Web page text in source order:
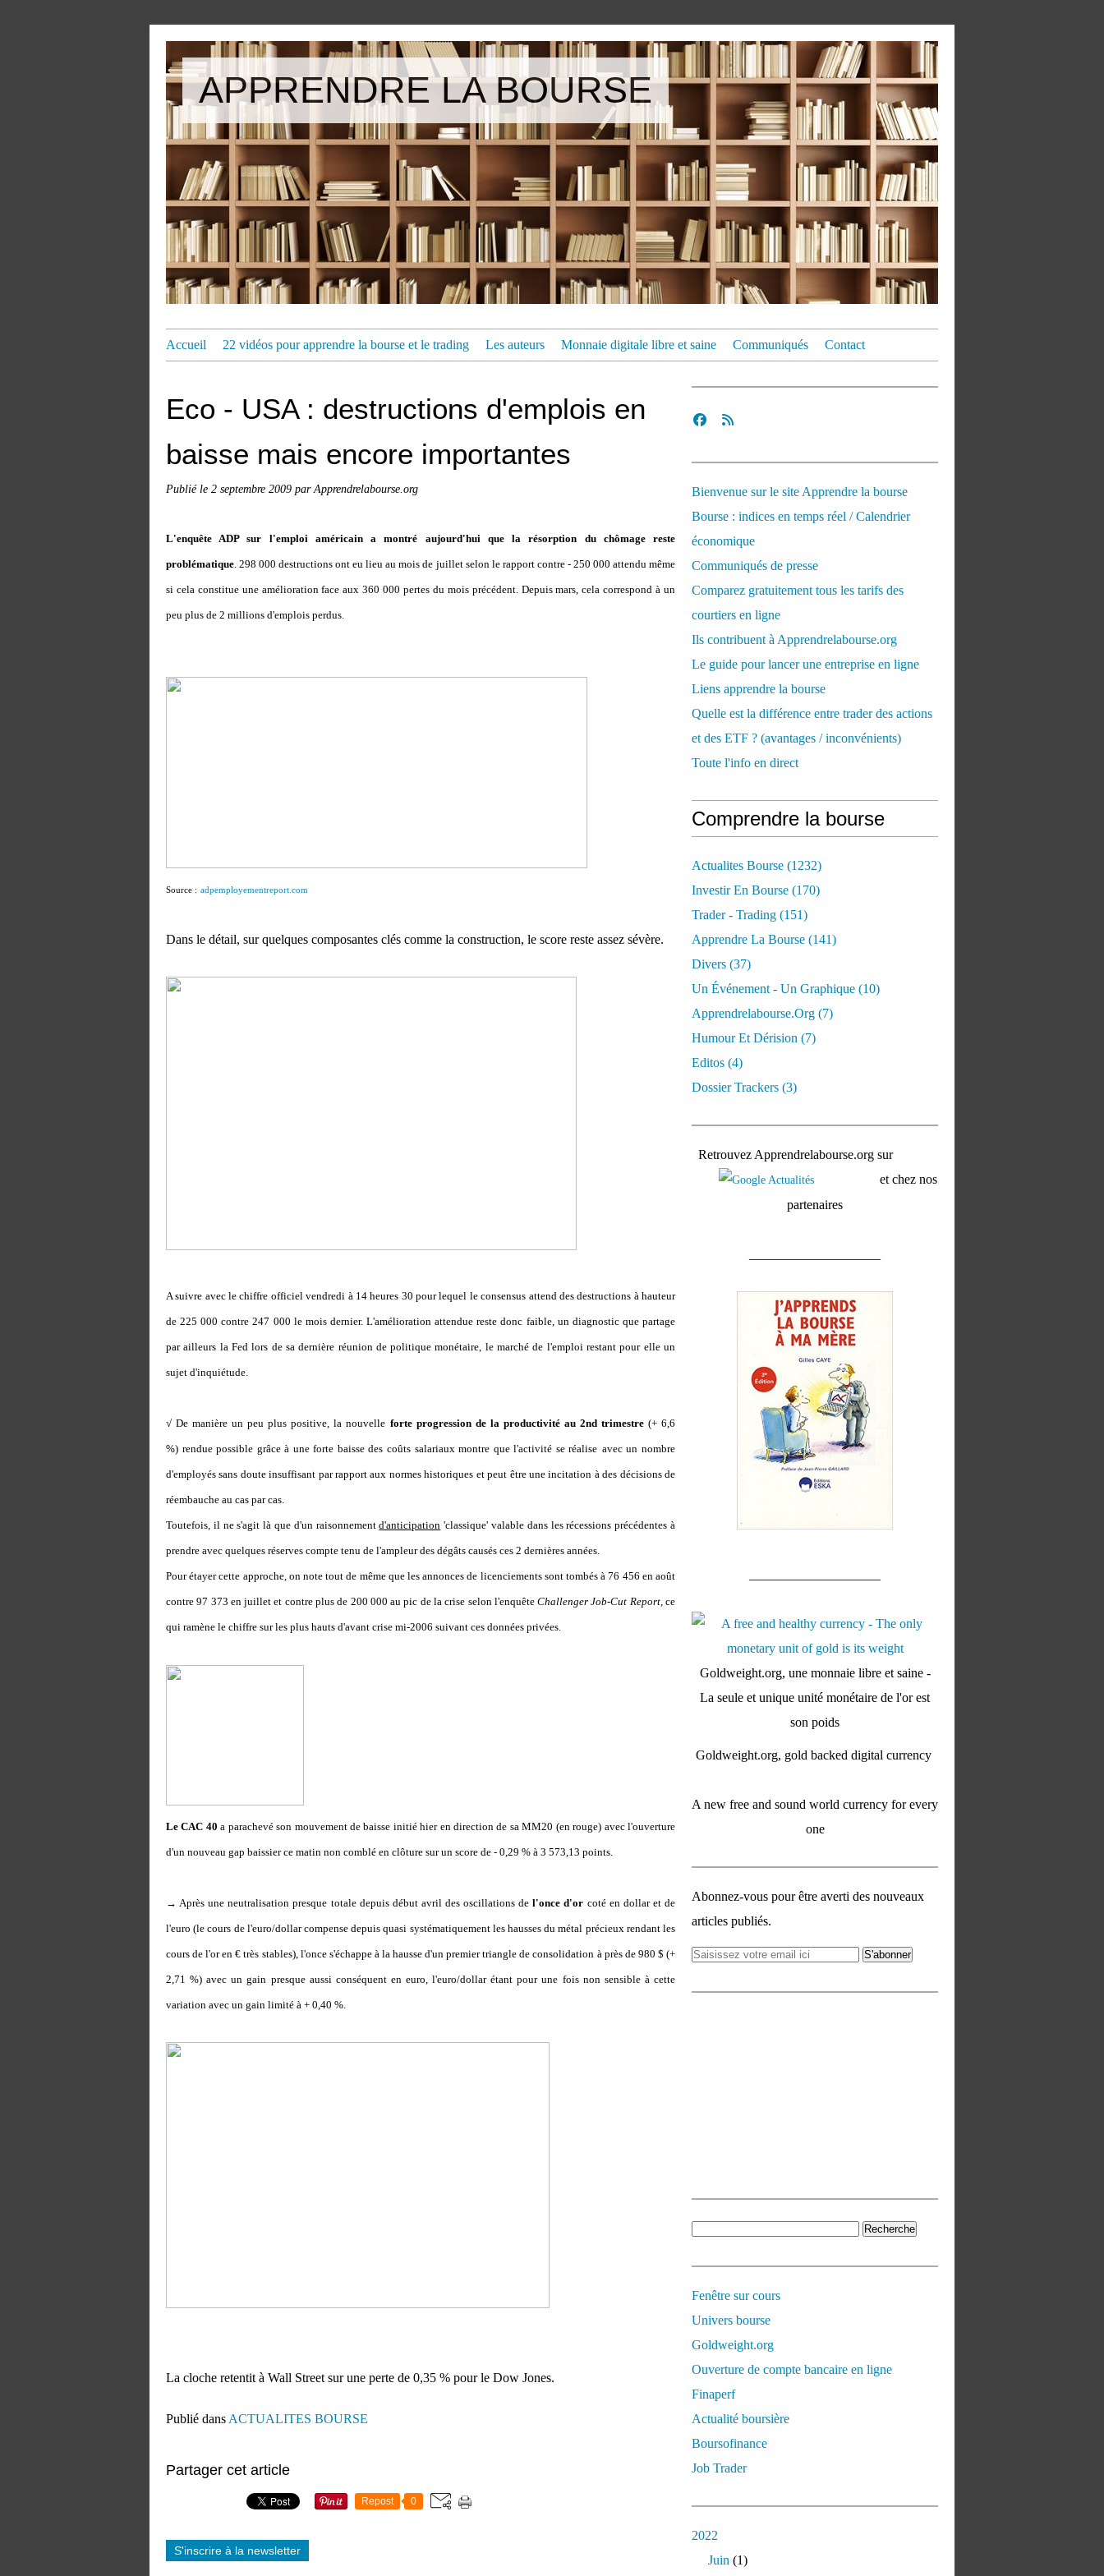
APPRENDRE LA BOURSE
Accueil 22 vidéos pour apprendre la bourse et le trading Les auteurs Monnaie digitale libre et saine Communiqués Contact
Eco - USA : destructions d'emplois en
baisse mais encore importantes
Publié le 2 septembre 2009 par Apprendrelabourse.org
L'enquête ADP sur l'emploi américain a montré aujourd'hui que la résorption du chômage reste
problématique. 298 000 destructions ont eu lieu au mois de juillet selon le rapport contre - 250 000 attendu même
si cela constitue une amélioration face aux 360 000 pertes du mois précédent. Depuis mars, cela correspond à un
peu plus de 2 millions d'emplois perdus.
Source : adpemployementreport.com
Dans le détail, sur quelques composantes clés comme la construction, le score reste assez sévère.
A suivre avec le chiffre officiel vendredi à 14 heures 30 pour lequel le consensus attend des destructions à hauteur
de 225 000 contre 247 000 le mois dernier. L'amélioration attendue reste donc faible, un diagnostic que partage
par ailleurs la Fed lors de sa dernière réunion de politique monétaire, le marché de l'emploi restant pour elle un
sujet d'inquiétude.
√ De manière un peu plus positive, la nouvelle forte progression de la productivité au 2nd trimestre(+ 6,6
%) rendue possible grâce à une forte baisse des coûts salariaux montre que l'activité se réalise avec un nombre
d'employés sans doute insuffisant par rapport aux normes historiques et peut être une incitation à des décisions de
réembauche au cas par cas.
Toutefois, il ne s'agit là que d'un raisonnementd'anticipation 'classique' valable dans les récessions précédentes à
prendre avec quelques réserves compte tenu de l'ampleur des dégâts causés ces 2 dernières années.
Pour étayer cette approche, on note tout de même que les annonces de licenciements sont tombés à 76 456 en août
contre 97 373 en juillet et contre plus de 200 000 au pic de la crise selon l'enquêteChallenger Job-Cut Report, ce
qui ramène le chiffre sur les plus hauts d'avant crise mi-2006 suivant ces données privées.
Le CAC 40 a parachevé son mouvement de baisse initié hier en direction de sa MM20 (en rouge) avec l'ouverture
d'un nouveau gap baissier ce matin non comblé en clôture sur un score de - 0,29 % à 3 573,13 points.
→ Après une neutralisation presque totale depuis début avril des oscillations del'once d'or coté en dollar et de
l'euro (le cours de l'euro/dollar compense depuis quasi systématiquement les hausses du métal précieux rendant les
cours de l'or en € très stables), l'once s'échappe à la hausse d'un premier triangle de consolidation à près de 980 $ (+
2,71 %) avec un gain presque aussi conséquent en euro, l'euro/dollar étant pour une fois non sensible à cette
variation avec un gain limité à + 0,40 %.
La cloche retentit à Wall Street sur une perte de 0,35 % pour le Dow Jones.
Publié dans ACTUALITES BOURSE
Partager cet article
Repost 0
S'inscrire à la newsletter
Bienvenue sur le site Apprendre la bourse
Bourse : indices en temps réel / Calendrier
économique
Communiqués de presse
Comparez gratuitement tous les tarifs des
courtiers en ligne
Ils contribuent à Apprendrelabourse.org
Le guide pour lancer une entreprise en ligne
Liens apprendre la bourse
Quelle est la différence entre trader des actions
et des ETF ? (avantages / inconvénients)
Toute l'info en direct
Comprendre la bourse
Actualites Bourse (1232)
Investir En Bourse (170)
Trader - Trading (151)
Apprendre La Bourse (141)
Divers (37)
Un Événement - Un Graphique (10)
Apprendrelabourse.org (7)
Humour Et Dérision (7)
Editos (4)
Dossier Trackers (3)
Retrouvez Apprendrelabourse.org sur
et chez nos
partenaires
Goldweight.org, une monnaie libre et saine -
La seule et unique unité monétaire de l'or est
son poids
Goldweight.org, gold backed digital currency
A new free and sound world currency for every
one
Abonnez-vous pour être averti des nouveaux
articles publiés.
Fenêtre sur cours
Univers bourse
Goldweight.org
Ouverture de compte bancaire en ligne
Finaperf
Actualité boursière
Boursofinance
Job Trader
2022
Juin (1)